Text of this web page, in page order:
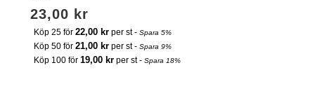
23,00 kr
Köp 25 för 22,00 kr per st - Spara 5%
Köp 50 för 21,00 kr per st - Spara 9%
Köp 100 för 19,00 kr per st - Spara 18%